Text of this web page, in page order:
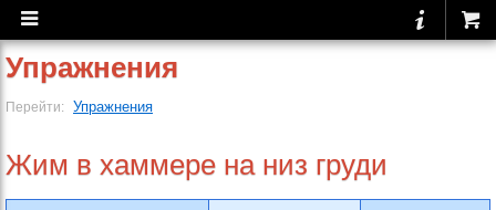
Упражнения
Перейти: Упражнения
Жим в хаммере на низ груди